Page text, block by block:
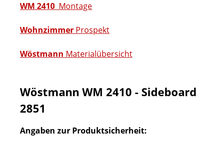
WM 2410 Montage
Wohnzimmer Prospekt
Wöstmann Materialübersicht
Wöstmann WM 2410 - Sideboard
2851
Angaben zur Produktsicherheit: